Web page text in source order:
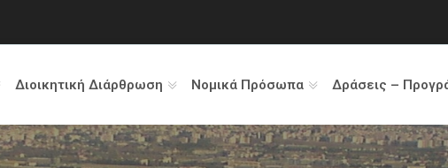
Διοικητική Διάρθρωση Νομικά Πρόσωπα Δράσεις –